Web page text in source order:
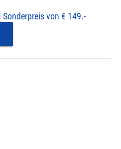
von € 149.-